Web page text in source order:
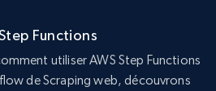
Functions
utiliser AWS Step Functions
de Scraping web, découvrons